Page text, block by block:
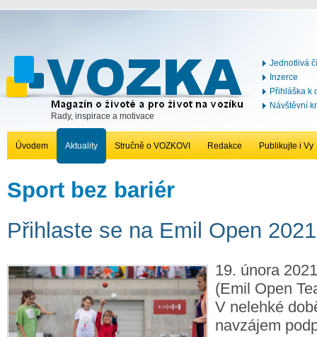
Rady, inspirace a motivace
Jednotlivá
Inzerce
Přihláška k
Návštěvní
Úvodem Aktuality Stručně o VOZKOVI Redakce Publikujte i Vy
Sport bez bariér
Přihlaste se na Emil Open 2021
19. února
(Emil Open
V nelehké
navzájem